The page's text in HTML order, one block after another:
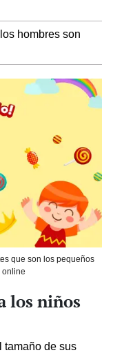
hombres son
que son los pequeños
online
los niños
tamaño de sus